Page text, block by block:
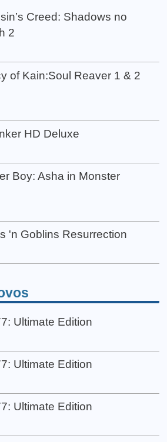
Creed: Shadows no
2
of Kain:Soul Reaver 1 & 2
HD Deluxe
Boy: Asha in Monster
'n Goblins Resurrection
Ultimate Edition
Ultimate Edition
Ultimate Edition